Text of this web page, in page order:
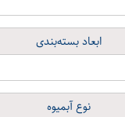
ابعاد بسته‌بندی
نوع آبمیوه